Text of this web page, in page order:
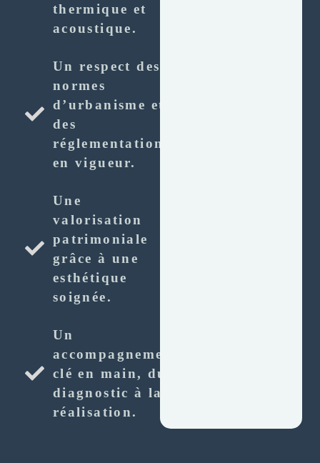
thermique et
acoustique.
Un respect des
normes
d’urbanisme et
des
réglementations
en vigueur.
Une
valorisation
patrimoniale
grâce à une
esthétique
soignée.
Un
accompagnement
clé en main, du
diagnostic à la
réalisation.